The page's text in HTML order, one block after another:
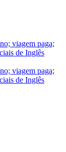
viagem paga;
de Inglês
viagem paga;
de Inglês